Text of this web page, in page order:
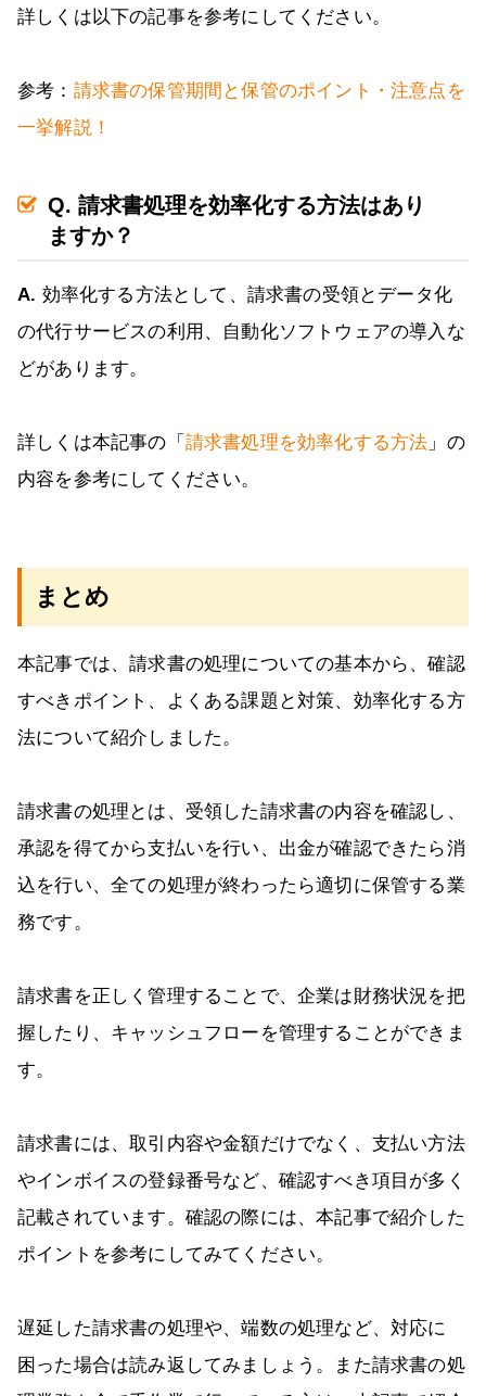
詳しくは以下の記事を参考にしてください。
参考： 請求書の保管期間と保管のポイント・注意点を
一挙解説！
Q. 請求書処理を効率化する方法はあり
ますか？
A. 効率化する方法として、請求書の受領とデータ化
の代行サービスの利用、自動化ソフトウェアの導入な
どがあります。
詳しくは本記事の「 請求書処理を効率化する方法 」の
内容を参考にしてください。
まとめ
本記事では、請求書の処理についての基本から、確認
すべきポイント、よくある課題と対策、効率化する方
法について紹介しました。
請求書の処理とは、受領した請求書の内容を確認し、
承認を得てから支払いを行い、出金が確認できたら消
込を行い、全ての処理が終わったら適切に保管する業
務です。
請求書を正しく管理することで、企業は財務状況を把
握したり、キャッシュフローを管理することができま
す。
請求書には、取引内容や金額だけでなく、支払い方法
やインボイスの登録番号など、確認すべき項目が多く
記載されています。確認の際には、本記事で紹介した
ポイントを参考にしてみてください。
遅延した請求書の処理や、端数の処理など、対応に
困った場合は読み返してみましょう。また請求書の処